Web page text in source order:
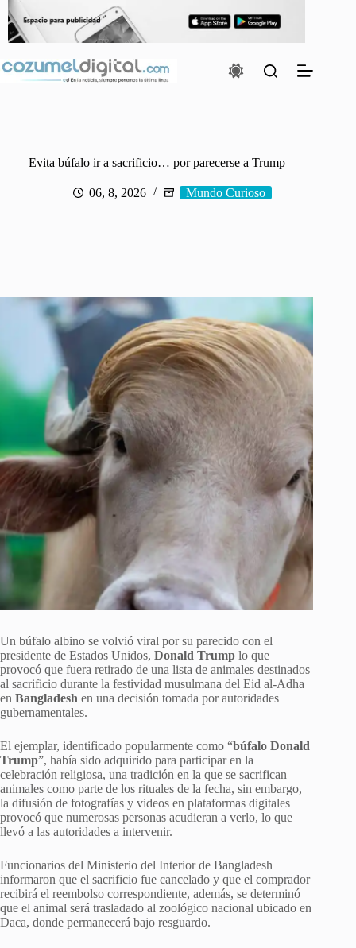
contenido
Evita búfalo ir a sacrificio… por parecerse a Trump
06, 8, 2026 Mundo Curioso
Un búfalo albino se volvió viral por su parecido con el
presidente de Estados Unidos, Donald Trump lo que
provocó que fuera retirado de una lista de animales destinados
al sacrificio durante la festividad musulmana del Eid al-Adha
en Bangladesh en una decisión tomada por autoridades
gubernamentales.
El ejemplar, identificado popularmente como “búfalo Donald
Trump”, había sido adquirido para participar en la
celebración religiosa, una tradición en la que se sacrifican
animales como parte de los rituales de la fecha, sin embargo,
la difusión de fotografías y videos en plataformas digitales
provocó que numerosas personas acudieran a verlo, lo que
llevó a las autoridades a intervenir.
Funcionarios del Ministerio del Interior de Bangladesh
informaron que el sacrificio fue cancelado y que el comprador
recibirá el reembolso correspondiente, además, se determinó
que el animal será trasladado al zoológico nacional ubicado en
Daca, donde permanecerá bajo resguardo.